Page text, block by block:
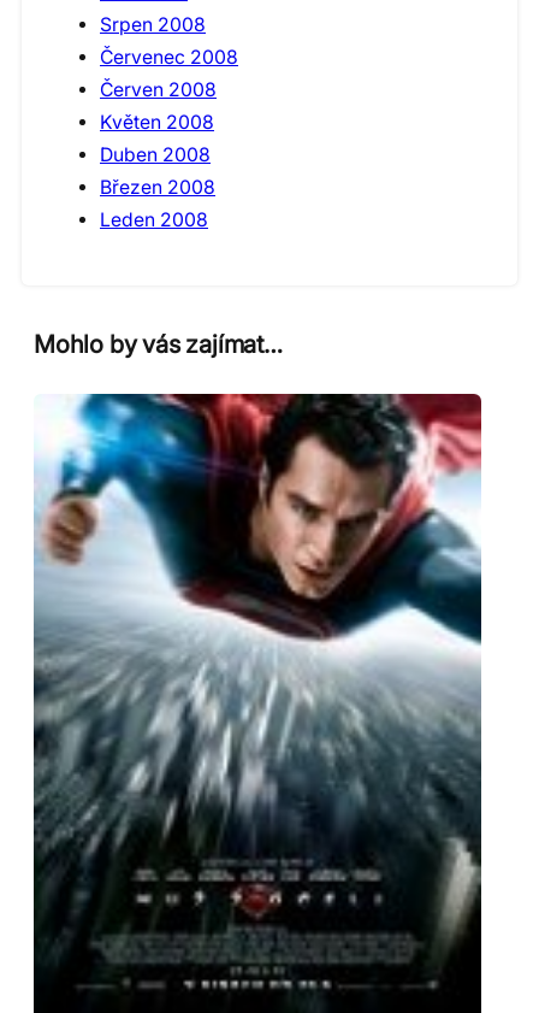
Srpen 2008
Červenec 2008
Červen 2008
Květen 2008
Duben 2008
Březen 2008
Leden 2008
Mohlo by vás zajímat…